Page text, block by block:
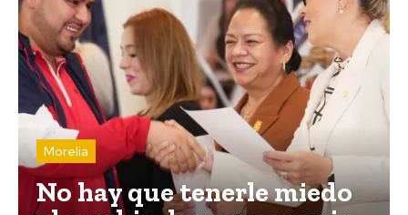
Morelia
No hay que tenerle miedo